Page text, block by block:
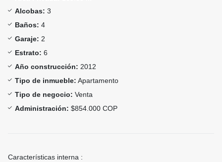
Alcobas: 3
Baños: 4
Garaje: 2
Estrato: 6
Año construcción: 2012
Tipo de inmueble: Apartamento
Tipo de negocio: Venta
Administración: $854.000 COP
Características interna :